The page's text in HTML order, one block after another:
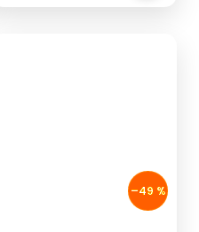
–49 %